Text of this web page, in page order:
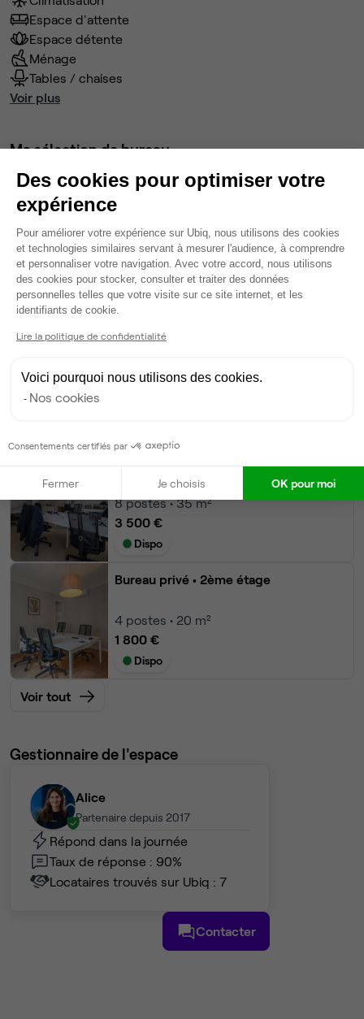
Espace d'attente
Espace détente
Ménage
Tables / chaises
Voir plus
Ma sélection de bureau
Bureau privé• 1er étage
2 250 €
Dispo
Modifier
Autres bureaux de cet espace :
Bureau privé
10postes • 39 m²
8postes • 35 m²
3 500 €
Dispo
Bureau privé • 2ème étage
4 postes • 20 m²
1 800 €
Dispo
Voir tout
Gestionnaire de l'espace
Alice
Partenaire depuis 2017
Répond dans la journée
Taux de réponse : 90%
Locataires trouvés sur Ubiq : 7
Contacter
Des cookies pour optimiser votre
expérience
Plateforme de Gestion du
Pour améliorer votre expérience sur Ubiq, nous utilisons des cookies
et technologies similaires servant à mesurer l'audience, à comprendre
et personnaliser votre navigation. Avec votre accord, nous utilisons
des cookies pour stocker, consulter et traiter des données
personnelles telles que votre visite sur ce site internet, et les
identifiants de cookie.
Lire la politique de confidentialité
Voici pourquoi nous utilisons des cookies.
Nos cookies
Consentements certifiés par
Fermer Je choisis OK pour moi